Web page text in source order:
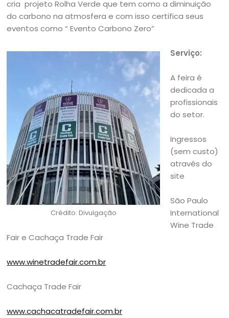
cria projeto Rolha Verde que tem como a diminuição
do carbono na atmosfera e com isso certifica seus
eventos como “ Evento Carbono Zero”
Crédito: Divulgação
Serviço:
A feira é
dedicada a
profissionais
do setor.
Ingressos
(sem custo)
através do
site
São Paulo
International
Wine Trade
Fair e Cachaça Trade Fair
www.winetradefair.com.br
Cachaça Trade Fair
www.cachacatradefair.com.br